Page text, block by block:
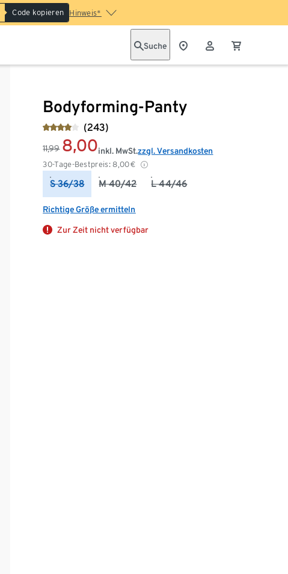
Code kopieren Hinweis*
Suche
Bodyforming-Panty
(243)
11,99 8,00
30-Tage-Bestpreis: 8,00€
inkl. MwSt.zzgl. Versandkosten
S 36/38 M 40/42 L 44/46
Richtige Größe ermitteln
Zur Zeit nicht verfügbar